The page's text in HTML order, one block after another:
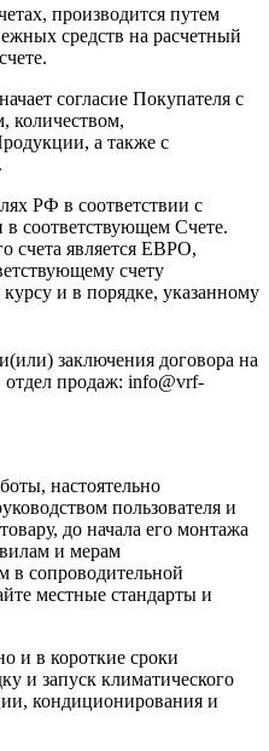
производится путем
средств на расчетный
согласие Покупателя с
количеством,
а также с
РФ в соответствии с
соответствующем Счете.
счета является ЕВРО,
cчету
и в порядке, указанному
заключения договора на
отдел продаж: info@vrf-
настоятельно
пользователя и
до начала его монтажа
и мерам
в сопроводительной
местные стандарты и
и в короткие сроки
и запуск климатического
кондиционирования и